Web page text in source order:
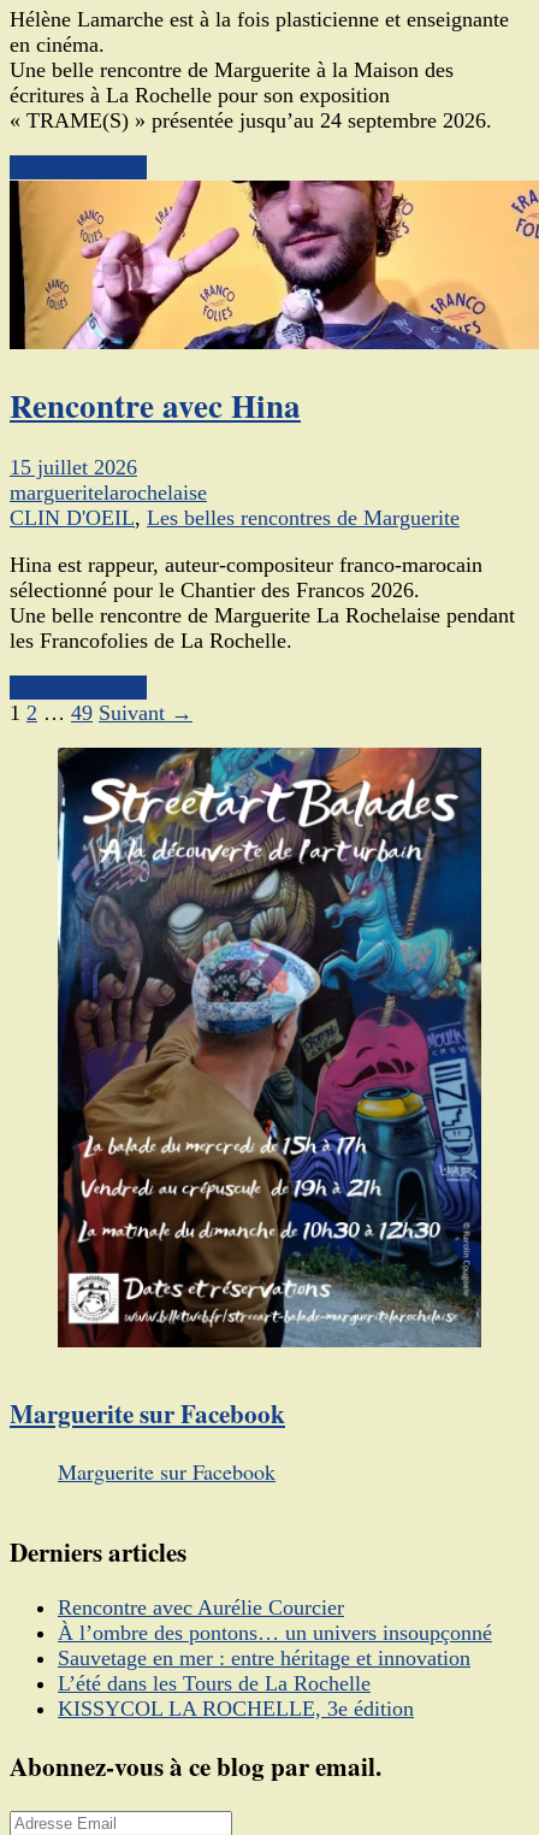
Hélène Lamarche est à la fois plasticienne et enseignante
en cinéma.
Une belle rencontre de Marguerite à la Maison des
écritures à La Rochelle pour son exposition
« TRAME(S) » présentée jusqu’au 24 septembre 2026.
Rencontre avec Hina
15 juillet 2026
margueritelarochelaise
CLIN D'OEIL, Les belles rencontres de Marguerite
Hina est rappeur, auteur-compositeur franco-marocain
sélectionné pour le Chantier des Francos 2026.
Une belle rencontre de Marguerite La Rochelaise pendant
les Francofolies de La Rochelle.
1 2 … 49 Suivant →
Marguerite sur Facebook
Marguerite sur Facebook
Derniers articles
Rencontre avec Aurélie Courcier
À l’ombre des pontons… un univers insoupçonné
Sauvetage en mer : entre héritage et innovation
L’été dans les Tours de La Rochelle
KISSYCOL LA ROCHELLE, 3e édition
Abonnez-vous à ce blog par email.
Adresse